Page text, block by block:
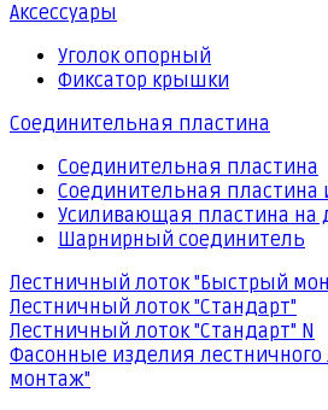
Аксессуары
Уголок опорный
Фиксатор крышки
Соединительная пластина
Соединительная пластина
Соединительная пластина
Усиливающая пластина на
Шарнирный соединитель
Лестничный лоток "Быстрый
Лестничный лоток "Стандарт"
Лестничный лоток "Стандарт" N
Фасонные изделия
монтаж"